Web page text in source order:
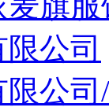
公司
公